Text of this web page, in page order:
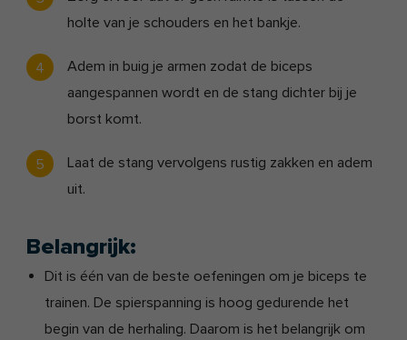
holte van je schouders en het bankje.
Adem in buig je armen zodat de biceps
aangespannen wordt en de stang dichter bij je
borst komt.
Laat de stang vervolgens rustig zakken en adem
uit.
Belangrijk:
Dit is één van de beste oefeningen om je biceps te
trainen. De spierspanning is hoog gedurende het
begin van de herhaling. Daarom is het belangrijk om